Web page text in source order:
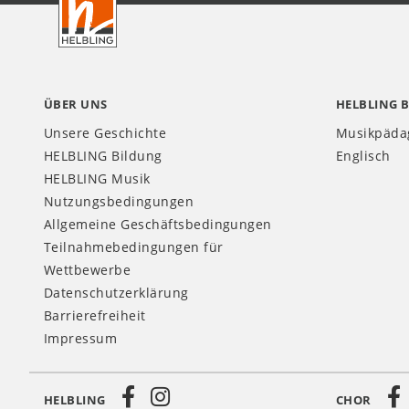
ÜBER UNS
Unsere Geschichte
HELBLING Bildung
HELBLING Musik
Nutzungsbedingungen
Allgemeine Geschäftsbedingungen
Teilnahmebedingungen für
Wettbewerbe
Datenschutzerklärung
Barrierefreiheit
Impressum
HELBLING
Englisch
HELBLING CHOR